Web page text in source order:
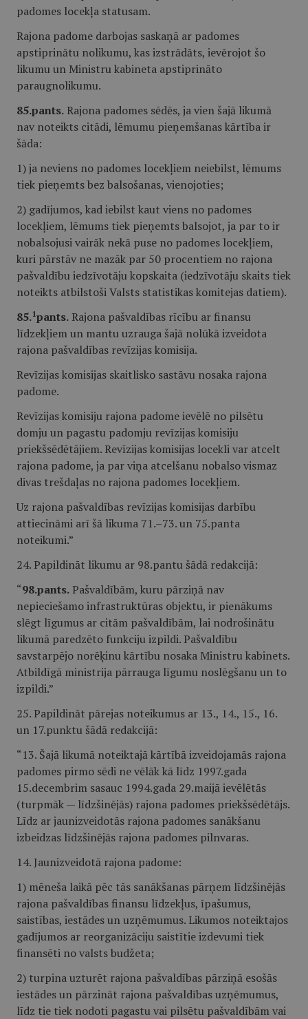
padomes locekļa statusam.
Rajona padome darbojas saskaņā ar padomes
apstiprinātu nolikumu, kas izstrādāts, ievērojot šo
likumu un Ministru kabineta apstiprināto
paraugnolikumu.
85.pants. Rajona padomes sēdēs, ja vien šajā likumā
nav noteikts citādi, lēmumu pieņemšanas kārtība ir
šāda:
1) ja neviens no padomes locekļiem neiebilst, lēmums
tiek pieņemts bez balsošanas, vienojoties;
2) gadījumos, kad iebilst kaut viens no padomes
locekļiem, lēmums tiek pieņemts balsojot, ja par to ir
nobalsojusi vairāk nekā puse no padomes locekļiem,
kuri pārstāv ne mazāk par 50 procentiem no rajona
pašvaldību iedzīvotāju kopskaita (iedzīvotāju skaits tiek
noteikts atbilstoši Valsts statistikas komitejas datiem).
85.1pants. Rajona pašvaldības rīcību ar finansu
līdzekļiem un mantu uzrauga šajā nolūkā izveidota
rajona pašvaldības revīzijas komisija.
Revīzijas komisijas skaitlisko sastāvu nosaka rajona
padome.
Revīzijas komisiju rajona padome ievēlē no pilsētu
domju un pagastu padomju revīzijas komisiju
priekšsēdētājiem. Revīzijas komisijas locekli var atcelt
rajona padome, ja par viņa atcelšanu nobalso vismaz
divas trešdaļas no rajona padomes locekļiem.
Uz rajona pašvaldības revīzijas komisijas darbību
attiecināmi arī šā likuma 71.–73. un 75.panta
noteikumi.”
24. Papildināt likumu ar 98.pantu šādā redakcijā:
“98.pants. Pašvaldībām, kuru pārziņā nav
nepieciešamo infrastruktūras objektu, ir pienākums
slēgt līgumus ar citām pašvaldībām, lai nodrošinātu
likumā paredzēto funkciju izpildi. Pašvaldību
savstarpējo norēķinu kārtību nosaka Ministru kabinets.
Atbildīgā ministrija pārrauga līgumu noslēgšanu un to
izpildi.”
25. Papildināt pārejas noteikumus ar 13., 14., 15., 16.
un 17.punktu šādā redakcijā:
“13. Šajā likumā noteiktajā kārtībā izveidojamās rajona
padomes pirmo sēdi ne vēlāk kā līdz 1997.gada
15.decembrim sasauc 1994.gada 29.maijā ievēlētās
(turpmāk — līdzšinējās) rajona padomes priekšsēdētājs.
Līdz ar jaunizveidotās rajona padomes sanākšanu
izbeidzas līdzšinējās rajona padomes pilnvaras.
14. Jaunizveidotā rajona padome:
1) mēneša laikā pēc tās sanākšanas pārņem līdzšinējās
rajona pašvaldības finansu līdzekļus, īpašumus,
saistības, iestādes un uzņēmumus. Likumos noteiktajos
gadījumos ar reorganizāciju saistītie izdevumi tiek
finansēti no valsts budžeta;
2) turpina uzturēt rajona pašvaldības pārziņā esošās
iestādes un pārzināt rajona pašvaldības uzņēmumus,
līdz tie tiek nodoti pagastu vai pilsētu pašvaldībām vai